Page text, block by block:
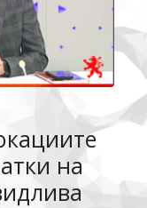
на